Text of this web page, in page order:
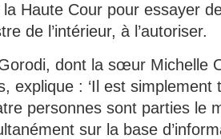
Haute Cour pour essayer
de l’intérieur, à l’autoriser.
dont la sœur Michelle
explique : ‘Il est
personnes sont parties le
sur la base